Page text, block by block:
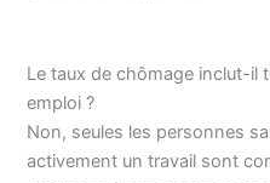
Le taux de chômage inclut-il
emploi ?
Non, seules les personnes
activement un travail sont